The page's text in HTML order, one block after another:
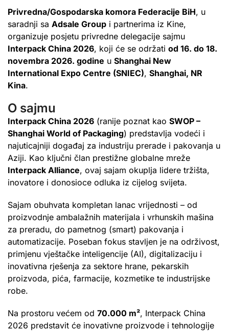
Privredna/Gospodarska komora Federacije BiH, u
saradnji sa Adsale Group i partnerima iz Kine,
organizuje posjetu privredne delegacije sajmu
Interpack China 2026, koji će se održati od 16. do 18.
novembra 2026. godine u Shanghai New
International Expo Centre (SNIEC), Shanghai, NR
Kina.
O sajmu
Interpack China 2026 (ranije poznat kao SWOP –
Shanghai World of Packaging) predstavlja vodeći i
najuticajniji događaj za industriju prerade i pakovanja u
Aziji. Kao ključni član prestižne globalne mreže
Interpack Alliance, ovaj sajam okuplja lidere tržišta,
inovatore i donosioce odluka iz cijelog svijeta.
Sajam obuhvata kompletan lanac vrijednosti – od
proizvodnje ambalažnih materijala i vrhunskih mašina
za preradu, do pametnog (smart) pakovanja i
automatizacije. Poseban fokus stavljen je na održivost,
primjenu vještačke inteligencije (AI), digitalizaciju i
inovativna rješenja za sektore hrane, pekarskih
proizvoda, pića, farmacije, kozmetike te industrijske
robe.
Na prostoru većem od 70.000 m², Interpack China
2026 predstavit će inovativne proizvode i tehnologije